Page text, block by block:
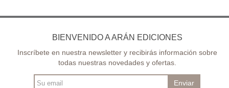
BIENVENIDO A ARÁN EDICIONES
Inscríbete en nuestra newsletter y recibirás información sobre
todas nuestras novedades y ofertas.
Enviar